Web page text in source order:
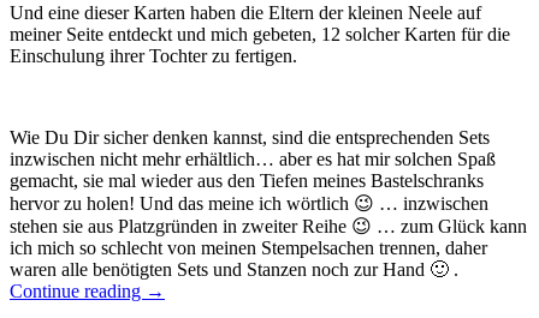
Und eine dieser Karten haben die Eltern der kleinen Neele auf
meiner Seite entdeckt und mich gebeten, 12 solcher Karten für die
Einschulung ihrer Tochter zu fertigen.
Wie Du Dir sicher denken kannst, sind die entsprechenden Sets
inzwischen nicht mehr erhältlich… aber es hat mir solchen Spaß
gemacht, sie mal wieder aus den Tiefen meines Bastelschranks
hervor zu holen! Und das meine ich wörtlich 😉 … inzwischen
stehen sie aus Platzgründen in zweiter Reihe 😉 … zum Glück kann
ich mich so schlecht von meinen Stempelsachen trennen, daher
waren alle benötigten Sets und Stanzen noch zur Hand 🙂 .
Continue reading „Einladungen
→